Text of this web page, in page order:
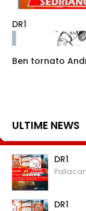
DR1
Ben tornato
ULTIME NEWS
DR1
DR1